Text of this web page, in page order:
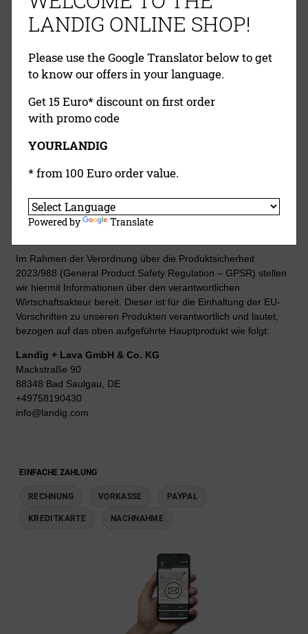
39,00 €
Versandkosten
Jetzt kaufen
Im Rahmen der Verordnung über die Produktsicherheit
2023/988 (General Product Safety Regulation – GPSR) stellen
wir hiermit Informationen über den verantwortlichen
Wirtschaftsakteur bereit. Dieser ist für die Einhaltung der EU-
Vorschriften zu unseren Produkten verantwortlich und lautet,
bezogen auf das oben aufgeführte Hauptprodukt wie folgt:
Landig + Lava GmbH & Co. KG
Mackstraße 90
88348 Bad Saulgau, DE
+49758190430
info@landig.com
EINFACHE ZAHLUNG
RECHNUNG VORKASSE PAYPAL
KREDITKARTE NACHNAHME
LANDIG ONLINE SHOP!
Please use the Google Translator below to get
to know our offers in your language.
Get 15 Euro* discount on first order
with promo code
YOURLANDIG
* from 100 Euro order value.
Powered by Translate